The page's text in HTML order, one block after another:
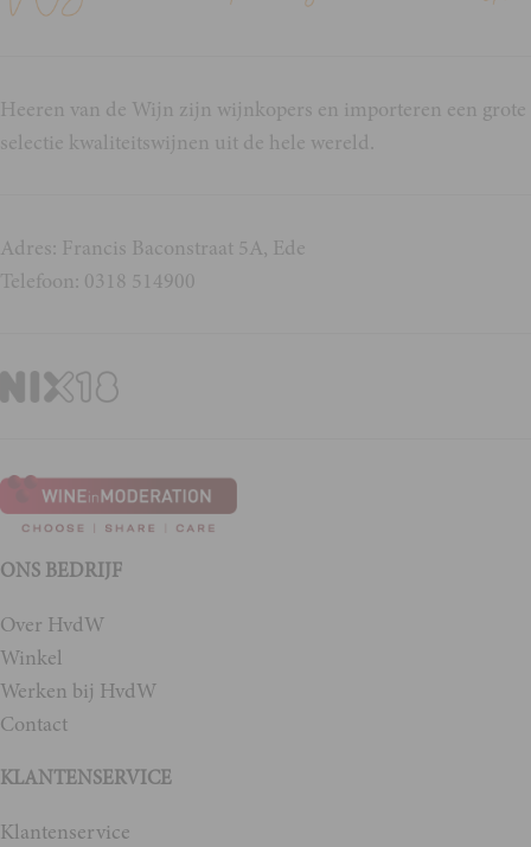
Heeren van de Wijn zijn wijnkopers en importeren een grote
selectie kwaliteitswijnen uit de hele wereld.
Adres: Francis Baconstraat 5A, Ede
Telefoon: 0318 514900
ONS BEDRIJF
Over HvdW
Winkel
Werken bij HvdW
Contact
KLANTENSERVICE
Klantenservice